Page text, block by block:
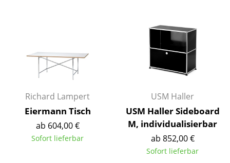
Betten
Doppelbetten
Einzelbetten
Stapelbetten
Kinderbetten
Richard Lampert
Eiermann Tisch
ab 604,00 €
Sofort lieferbar
USM Haller
USM Haller Sideboard
M, individualisierbar
ab 852,00 €
Sofort lieferbar